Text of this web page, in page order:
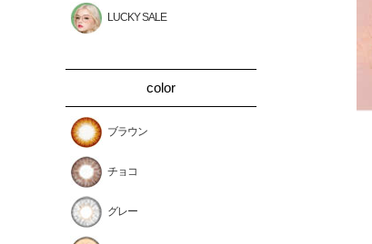
LUCKY SALE
color
ブラウン
チョコ
グレー